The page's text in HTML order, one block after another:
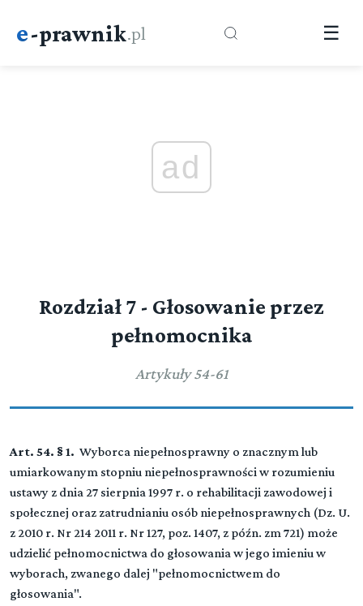
e-prawnik.pl ☰
ad
Rozdział 7 - Głosowanie przez
pełnomocnika
Artykuły 54-61
Art. 54. § 1. Wyborca niepełnosprawny o znacznym lub
umiarkowanym stopniu niepełnosprawności w rozumieniu
ustawy z dnia 27 sierpnia 1997 r. o rehabilitacji zawodowej i
społecznej oraz zatrudnianiu osób niepełnosprawnych (Dz. U.
z 2010 r. Nr 214 2011 r. Nr 127, poz. 1407, z późn. zm 721) może
udzielić pełnomocnictwa do głosowania w jego imieniu w
wyborach, zwanego dalej "pełnomocnictwem do
głosowania".